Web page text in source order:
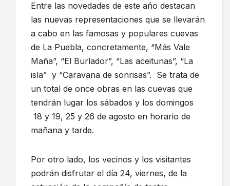
Entre las novedades de este año destacan
las nuevas representaciones que se llevarán
a cabo en las famosas y populares cuevas
de La Puebla, concretamente, “Más Vale
Maña”, “El Burlador”, “Las aceitunas”, “La
isla” y “Caravana de sonrisas”. Se trata de
un total de once obras en las cuevas que
tendrán lugar los sábados y los domingos
18 y 19, 25 y 26 de agosto en horario de
mañana y tarde.
Por otro lado, los vecinos y los visitantes
podrán disfrutar el día 24, viernes, de la